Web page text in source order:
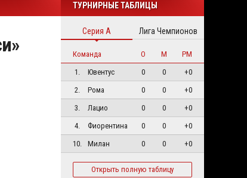
ТУРНИРНЫЕ ТАБЛИЦЫ
Серия А Лига Чемпионов
Команда О М
РМ
1.
Ювентус 0 0
+0
2.
Рома 0 0
+0
3.
Лацио 0 0
+0
4.
Фиорентина 0 0
+0
10.
Милан 0 0 +0
Открыть полную таблицу